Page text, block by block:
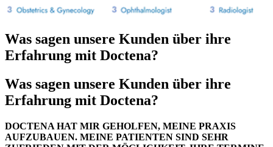
Was sagen unsere Kunden über ihre
Erfahrung mit Doctena?
Was sagen unsere Kunden über ihre
Erfahrung mit Doctena?
DOCTENA HAT MIR GEHOLFEN, MEINE PRAXIS
AUFZUBAUEN. MEINE PATIENTEN SIND SEHR